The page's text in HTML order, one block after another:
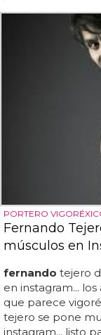
PORTERO
Fernando
músculos en
fernando tejero
en instagram...
que parece
tejero se pone
instagram... listo